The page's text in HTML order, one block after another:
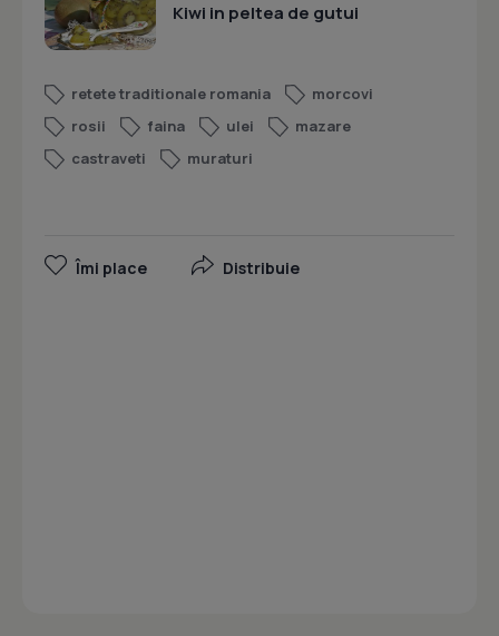
Kiwi in peltea de gutui
retete traditionale romania
morcovi
rosii
faina ulei
mazare
castraveti
muraturi
Îmi place Distribuie